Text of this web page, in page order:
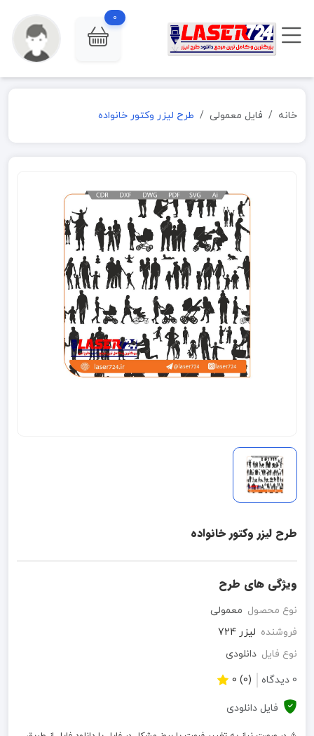
0
خانه فایل معمولی طرح لیزر وکتور خانواده
طرح لیزر وکتور خانواده
ویژگی های طرح
نوع محصول معمولی
فروشنده لیزر 724
نوع فایل دانلودی
0 دیدگاه
(0) 0
فایل دانلودی